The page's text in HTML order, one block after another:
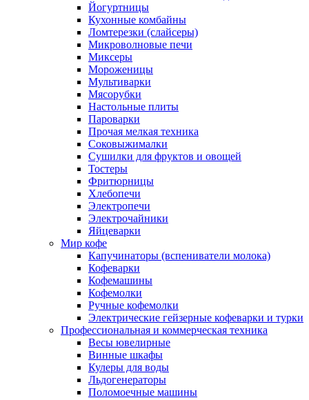
Йогуртницы
Кухонные комбайны
Ломтерезки (слайсеры)
Микроволновые печи
Миксеры
Мороженицы
Мультиварки
Мясорубки
Настольные плиты
Пароварки
Прочая мелкая техника
Соковыжималки
Сушилки для фруктов и овощей
Тостеры
Фритюрницы
Хлебопечи
Электропечи
Электрочайники
Яйцеварки
Мир кофе
Капучинаторы (вспениватели молока)
Кофеварки
Кофемашины
Кофемолки
Ручные кофемолки
Электрические гейзерные кофеварки и турки
Профессиональная и коммерческая техника
Весы ювелирные
Винные шкафы
Кулеры для воды
Льдогенераторы
Поломоечные машины